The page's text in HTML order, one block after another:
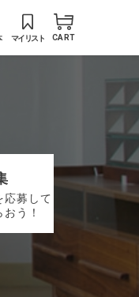
マイリスト CART
応募して
う！